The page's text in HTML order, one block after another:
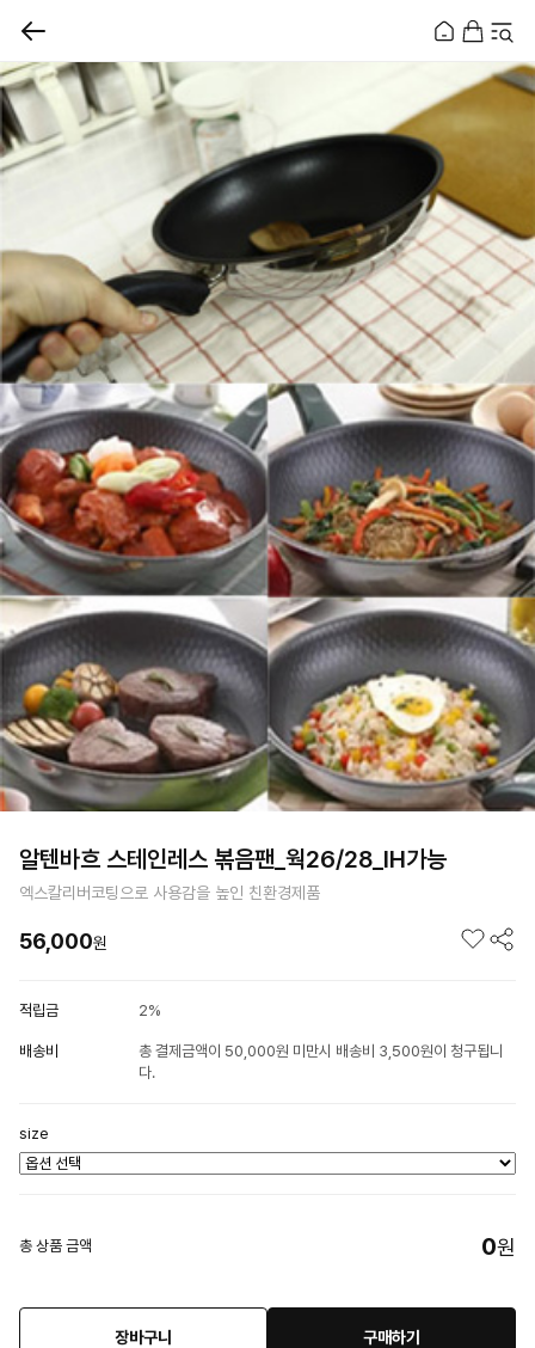
알텐바흐 스테인레스 볶음팬_웍26/28_IH가능
엑스칼리버코팅으로 사용감을 높인 친환경제품
56,000원
적립금 2%
배송비
총 결제금액이 50,000원 미만시 배송비 3,500원이 청구됩니
다.
size
총 상품 금액 0원
장바구니 구매하기